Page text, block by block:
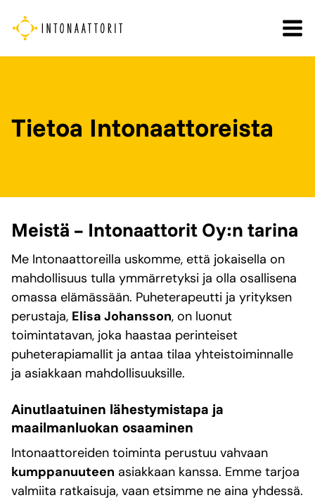
sisältöön
Tietoa Intonaattoreista
Meistä – Intonaattorit Oy:n tarina
Me Intonaattoreilla uskomme, että jokaisella on
mahdollisuus tulla ymmärretyksi ja olla osallisena
omassa elämässään. Puheterapeutti ja yrityksen
perustaja, Elisa Johansson, on luonut
toimintatavan, joka haastaa perinteiset
puheterapiamallit ja antaa tilaa yhteistoiminnalle
ja asiakkaan mahdollisuuksille.
Ainutlaatuinen lähestymistapa ja
maailmanluokan osaaminen
Intonaattoreiden toiminta perustuu vahvaan
kumppanuuteen asiakkaan kanssa. Emme tarjoa
valmiita ratkaisuja, vaan etsimme ne aina yhdessä.